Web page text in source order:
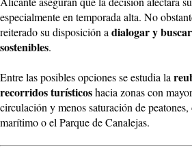
especialmente en temporada alta. No
reiterado su disposición adialogar y
sostenibles.
Entre las posibles opciones se estudia la
recorridos turísticoshacia zonas con
circulación y menos saturación de peatones,
marítimo o el Parque de Canalejas.